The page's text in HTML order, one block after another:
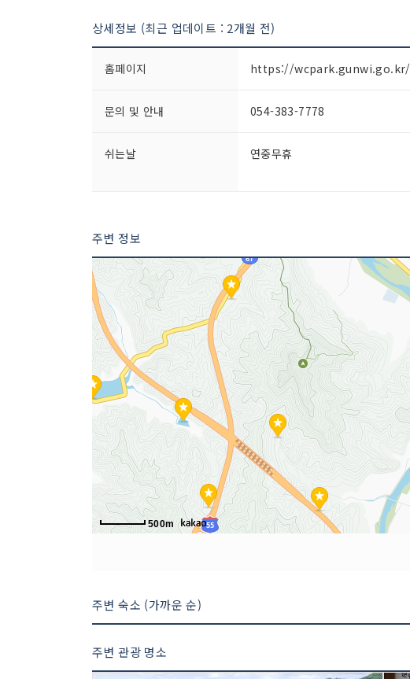
상세정보 (최근 업데이트 : 2개월 전)
홈페이지 https://wcpark.gunwi.go.kr/
문의 및 안내 054-383-7778
쉬는날 연중무휴
주변 정보
500m
주변 숙소 (가까운 순)
주변 관광 명소